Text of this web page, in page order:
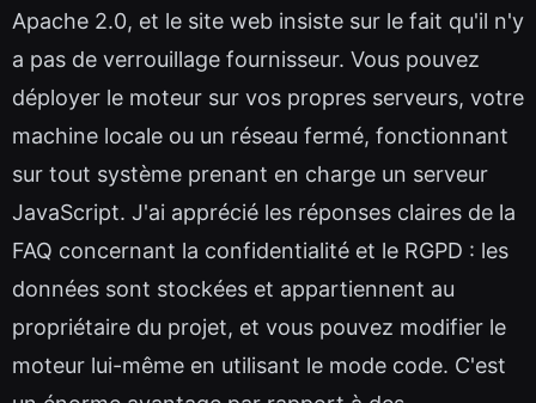
Apache 2.0, et le site web insiste sur le fait qu'il n'y
a pas de verrouillage fournisseur. Vous pouvez
déployer le moteur sur vos propres serveurs, votre
machine locale ou un réseau fermé, fonctionnant
sur tout système prenant en charge un serveur
JavaScript. J'ai apprécié les réponses claires de la
FAQ concernant la confidentialité et le RGPD : les
données sont stockées et appartiennent au
propriétaire du projet, et vous pouvez modifier le
moteur lui-même en utilisant le mode code. C'est